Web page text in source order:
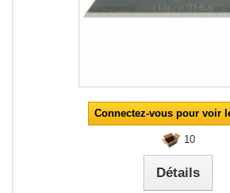
Connectez-vous pour voir
10
Détails